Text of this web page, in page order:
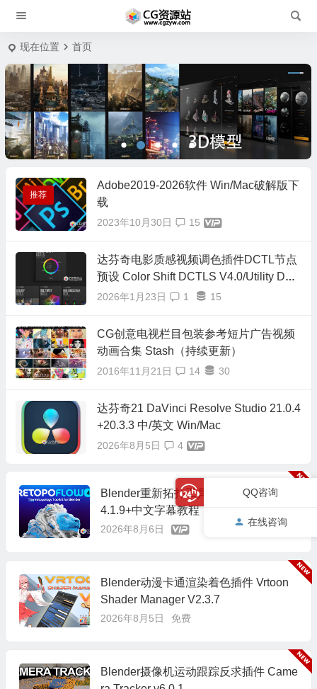
现在位置 首页
推荐
Adobe2019-2026软件 Win/Mac破解版下
载
2023年10月30日 15
达芬奇电影质感视频调色插件DCTL节点
预设 Color Shift DCTLS V4.0/Utility DCT
L/Hue Twist V2/RGB Crosstalk/RGB Spli
2026年1月23日 1 15
CG创意电视栏目包装参考短片广告视频
动画合集 Stash（持续更新）
2016年11月21日 14 30
达芬奇21 DaVinci Resolve Studio 21.0.4
+20.3.3 中/英文 Win/Mac
2026年8月5日 4
Blender重新拓扑工具插件 RetopoFlow
4.1.9+中文字幕教程
2026年8月6日
Blender动漫卡通渲染着色插件 Vrtoon
Shader Manager V2.3.7
2026年8月5日 免费
Blender摄像机运动跟踪反求插件 Came
QQ咨询
在线咨询